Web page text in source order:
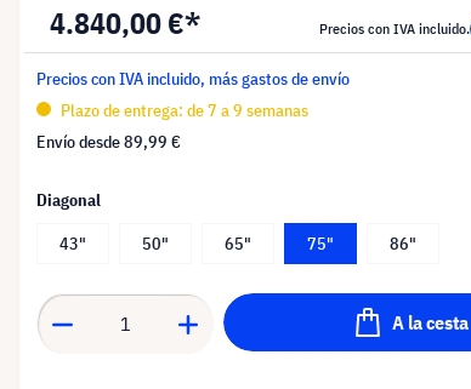
4.840,00 €* Precios con IVA incluido.
Precios con IVA incluido, más gastos de envío
Plazo de entrega: de 7 a 9 semanas
Envío desde89,99 €
Diagonal
43"
50" 65" 75" 86"
A la cesta